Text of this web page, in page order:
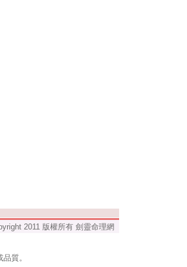
2011 版權所有 劍靈命理網
質。